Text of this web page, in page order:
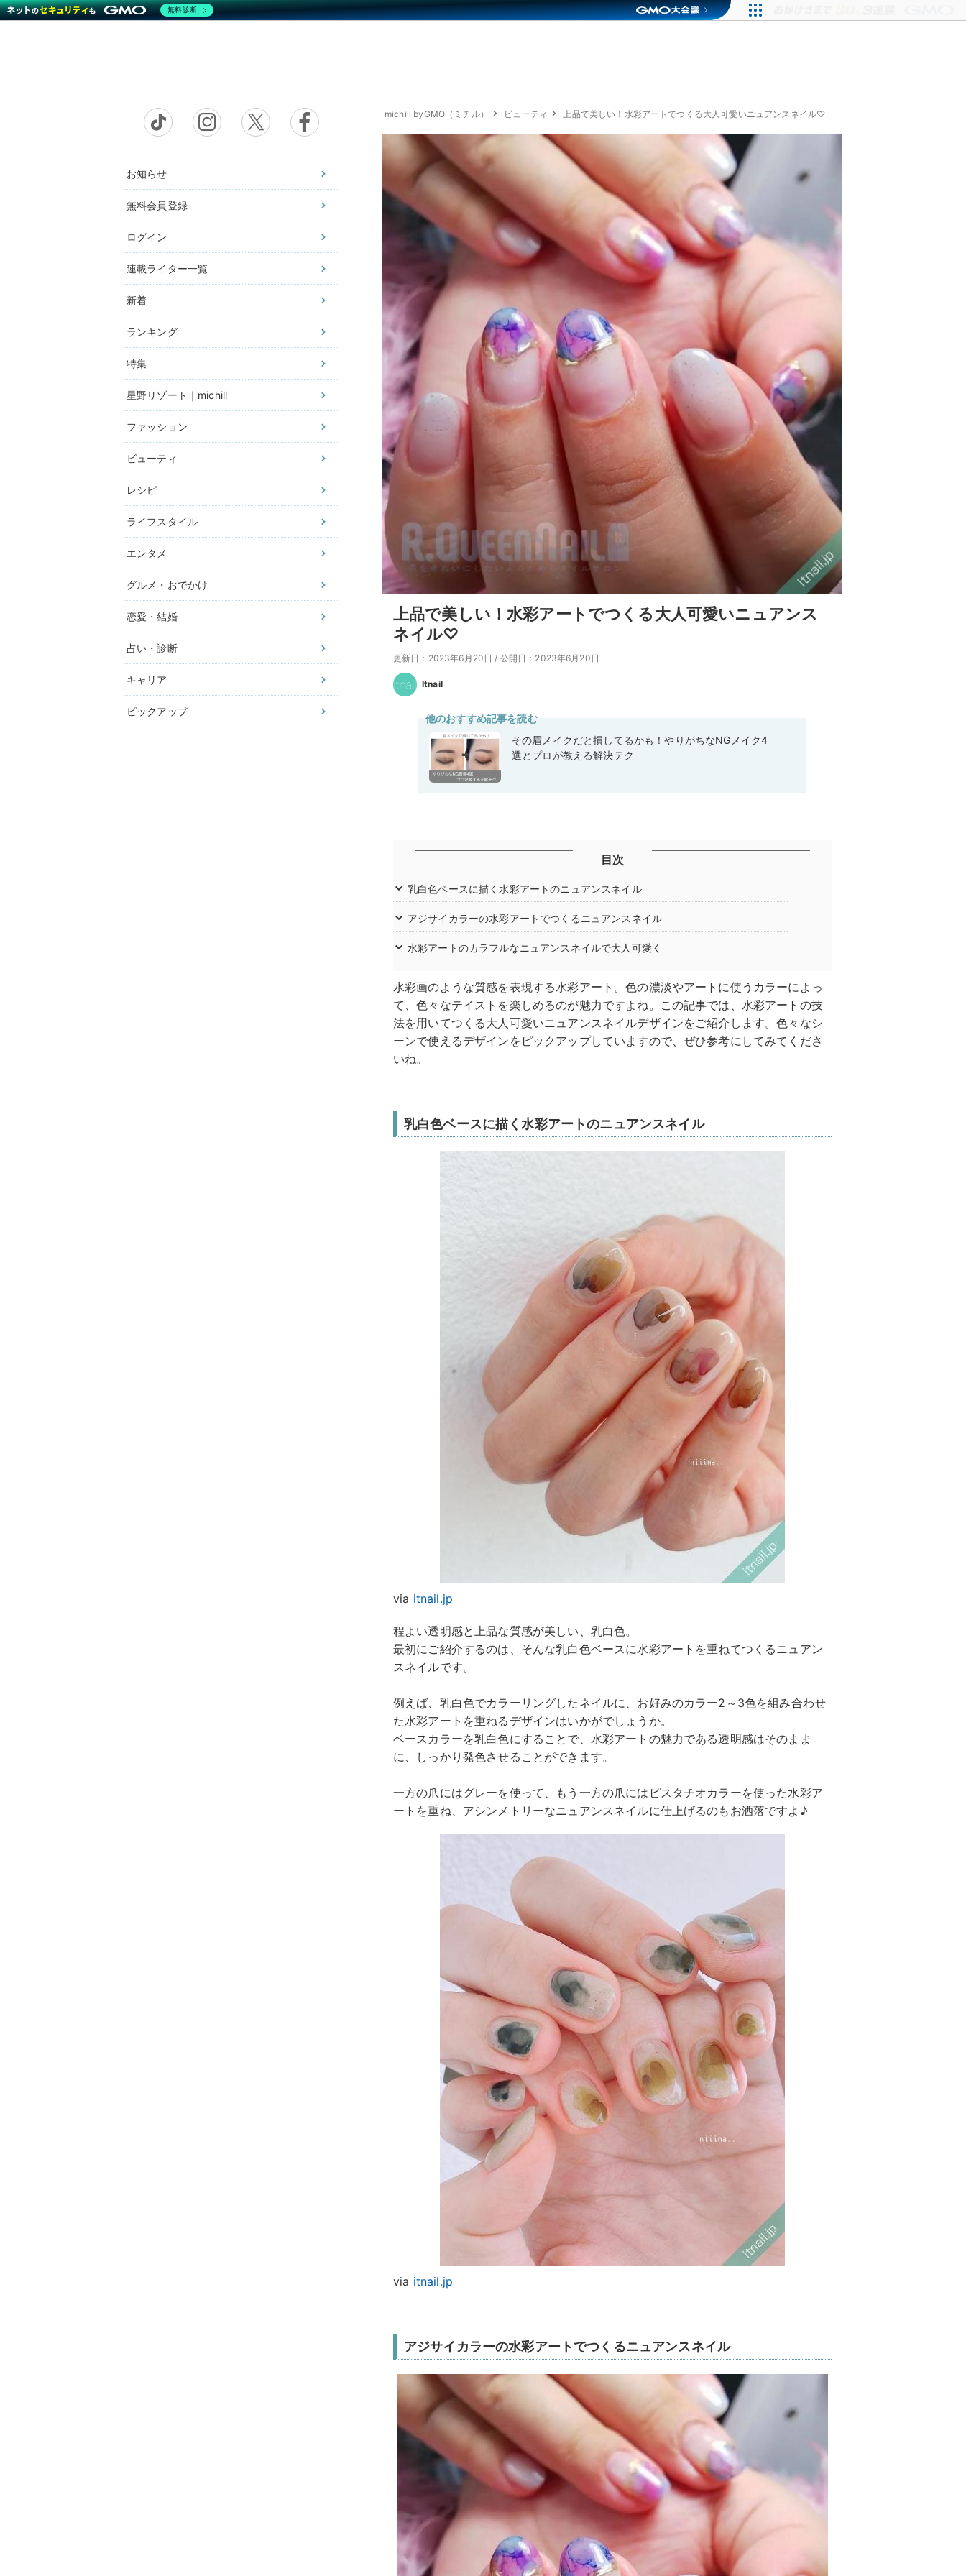
お知らせ
無料会員登録
ログイン
連載ライター一覧
新着
ランキング
特集
星野リゾート｜michill
ファッション
ビューティ
レシピ
ライフスタイル
エンタメ
グルメ・おでかけ
恋愛・結婚
占い・診断
キャリア
ピックアップ
michill byGMO（ミチル） ビューティ 上品で美しい！水彩アートでつくる大人可愛いニュアンスネイル♡
上品で美しい！水彩アートでつくる大人可愛いニュアンス
ネイル♡
更新日：2023年6月20日 / 公開日：2023年6月20日
Itnail
他のおすすめ記事を読む
その眉メイクだと損してるかも！やりがちなNGメイク4
選とプロが教える解決テク
目次
乳白色ベースに描く水彩アートのニュアンスネイル
アジサイカラーの水彩アートでつくるニュアンスネイル
水彩アートのカラフルなニュアンスネイルで大人可愛く
水彩画のような質感を表現する水彩アート。色の濃淡やアートに使うカラーによっ
て、色々なテイストを楽しめるのが魅力ですよね。この記事では、水彩アートの技
法を用いてつくる大人可愛いニュアンスネイルデザインをご紹介します。色々なシ
ーンで使えるデザインをピックアップしていますので、ぜひ参考にしてみてくださ
いね。
乳白色ベースに描く水彩アートのニュアンスネイル
via itnail.jp
程よい透明感と上品な質感が美しい、乳白色。
最初にご紹介するのは、そんな乳白色ベースに水彩アートを重ねてつくるニュアン
スネイルです。
例えば、乳白色でカラーリングしたネイルに、お好みのカラー2～3色を組み合わせ
た水彩アートを重ねるデザインはいかがでしょうか。
ベースカラーを乳白色にすることで、水彩アートの魅力である透明感はそのまま
に、しっかり発色させることができます。
一方の爪にはグレーを使って、もう一方の爪にはピスタチオカラーを使った水彩ア
ートを重ね、アシンメトリーなニュアンスネイルに仕上げるのもお洒落ですよ♪
via itnail.jp
アジサイカラーの水彩アートでつくるニュアンスネイル
無料診断